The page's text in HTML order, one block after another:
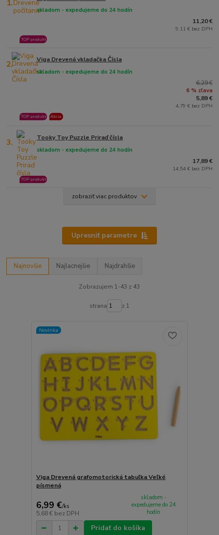
1.
skladom - expedujeme do 24 hodín
TOP produkt
11,20 €
9,11 € bez DPH
2. Viga Drevená vkladačka Čísla
skladom - expedujeme do 24 hodín
TOP produkt Akcia
6,29 €
6 % zľava
5,89 €
4,79 € bez DPH
3. Tooky Toy Puzzle Priraď čísla
skladom - expedujeme do 24 hodín
TOP produkt
17,89 €
14,54 € bez DPH
zobraziť viac produktov
Upresniť parametre
Najnovšie Najlacnejšie Najdrahšie
Zobrazujem 1-43 z 43
strana z 1
Novinka
Viga Drevená grafomotorická tabuľka Veľké
písmená
6,99 €/ks
5,68 € bez DPH
skladom -
expedujeme do 24
hodín
Pridať do košíka